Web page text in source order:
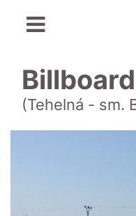
(Tehelná - sm.